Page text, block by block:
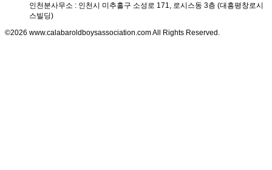
인천분사무소 : 인천시 미추홀구 소성로 171, 로시스동 3층 (대흥평창로시
스빌딩)
©2026 www.calabaroldboysassociation.com All Rights Reserved.